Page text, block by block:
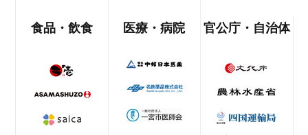
食品・飲食 医療・病院 官公庁・自治体